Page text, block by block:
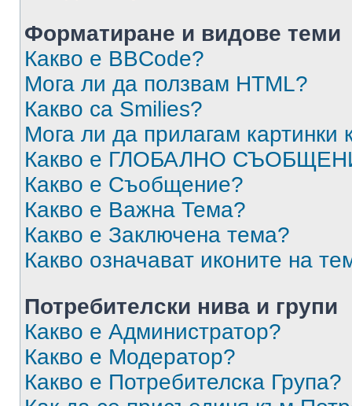
Форматиране и видове теми
Какво е BBCode?
Мога ли да ползвам HTML?
Какво са Smilies?
Мога ли да прилагам
Какво е ГЛОБАЛНО
Какво е Съобщение?
Какво е Важна Тема?
Какво е Заключена тема?
Какво означават иконите на
Потребителски нива и групи
Какво е Администратор?
Какво е Модератор?
Какво е Потребителска Група?